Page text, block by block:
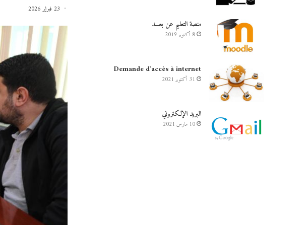
23 فبراير 2026
منصة التعليم عن بعـــد
8 أكتوبر 2019
Demande d’accès à internet
31 أكتوبر 2021
البريد الإلكتروني
10 مارس 2021